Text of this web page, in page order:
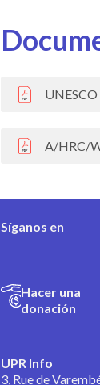
UNESCO
A/HRC/
Síganos en
Hacer una
donación
UPR Info
3, Rue de